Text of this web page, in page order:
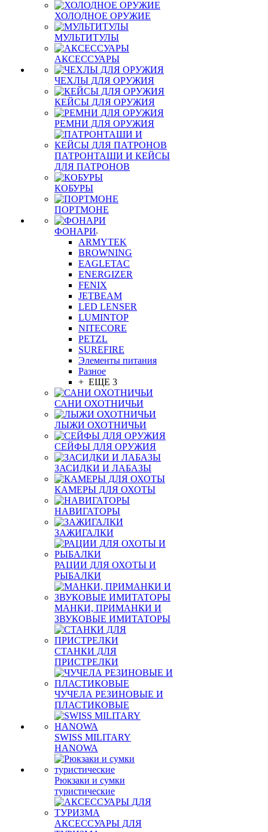
ХОЛОДНОЕ ОРУЖИЕ
МУЛЬТИТУЛЫ
АКСЕССУАРЫ
ЧЕХЛЫ ДЛЯ ОРУЖИЯ
КЕЙСЫ ДЛЯ ОРУЖИЯ
РЕМНИ ДЛЯ ОРУЖИЯ
ПАТРОНТАШИ И КЕЙСЫ
ДЛЯ ПАТРОНОВ
КОБУРЫ
ПОРТМОНЕ
ФОНАРИ
ARMYTEK
BROWNING
EAGLETAC
ENERGIZER
FENIX
JETBEAM
LED LENSER
LUMINTOP
NITECORE
PETZL
SUREFIRE
Элементы питания
Разное
+ ЕЩЕ 3
САНИ ОХОТНИЧЬИ
ЛЫЖИ ОХОТНИЧЬИ
СЕЙФЫ ДЛЯ ОРУЖИЯ
ЗАСИДКИ И ЛАБАЗЫ
КАМЕРЫ ДЛЯ ОХОТЫ
НАВИГАТОРЫ
ЗАЖИГАЛКИ
РАЦИИ ДЛЯ ОХОТЫ И
РЫБАЛКИ
МАНКИ, ПРИМАНКИ И
ЗВУКОВЫЕ ИМИТАТОРЫ
СТАНКИ ДЛЯ
ПРИСТРЕЛКИ
ЧУЧЕЛА РЕЗИНОВЫЕ И
ПЛАСТИКОВЫЕ
SWISS MILITARY
HANOWA
Рюкзаки и сумки
туристические
АКСЕССУАРЫ ДЛЯ